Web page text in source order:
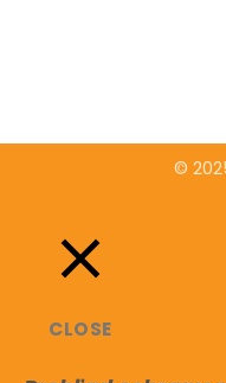
©
CLOSE